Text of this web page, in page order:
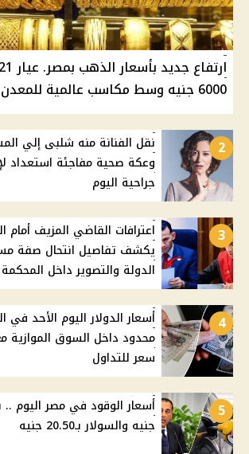
6000 جنيه وسط مكاسب عالمية للمعدن
2
نقل الفنانة منه شلبى إلي
وعكة صحية مفاجئة استعداد
جراحية اليوم
3
اعترافات القاضي المزيف أمام
يكشف تفاصيل انتحال صفة
الدولة والتصوير داخل المحكمة
4
أسعار الدولار اليوم الأحد في
محدود داخل السوق الموازية
سعر للتداول
5
جنيه والسولار بـ20.50 جنيه